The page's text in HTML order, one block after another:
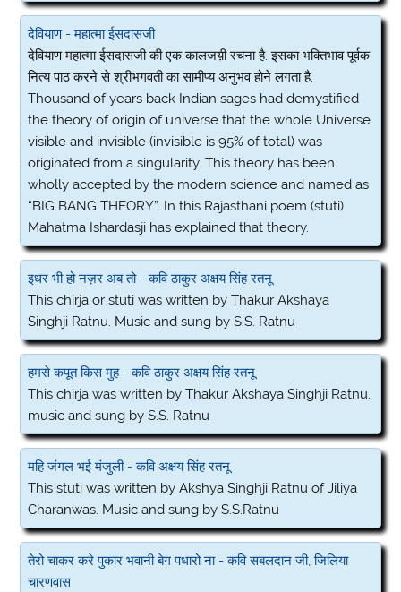
देवियाण - महात्मा ईसदासजी
देवियाण महात्मा ईसदासजी की एक कालजय़ी रचना है. इसका भक्तिभाव पूर्वक
नित्य पाठ करने से श्रीभगवती का सामीप्य अनुभव होने लगता है.
Thousand of years back Indian sages had demystified
the theory of origin of universe that the whole Universe
visible and invisible (invisible is 95% of total) was
originated from a singularity. This theory has been
wholly accepted by the modern science and named as
“BIG BANG THEORY”. In this Rajasthani poem (stuti)
Mahatma Ishardasji has explained that theory.
इधर भी हो नज़र अब तो - कवि ठाकुर अक्षय सिंह रतनू
This chirja or stuti was written by Thakur Akshaya
Singhji Ratnu. Music and sung by S.S. Ratnu
हमसे कपूत किस मुह - कवि ठाकुर अक्षय सिंह रतनू
This chirja was written by Thakur Akshaya Singhji Ratnu.
music and sung by S.S. Ratnu
महि जंगल भई मंजुली - कवि अक्षय सिंह रतनू
This stuti was written by Akshya Singhji Ratnu of Jiliya
Charanwas. Music and sung by S.S.Ratnu
तेरो चाकर करे पुकार भवानी बेग पधारो ना - कवि सबलदान जी, जिलिया
चारणवास